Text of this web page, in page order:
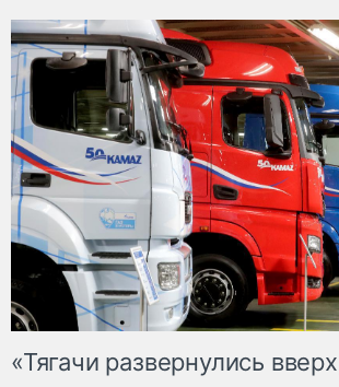
«Тягачи развернулись